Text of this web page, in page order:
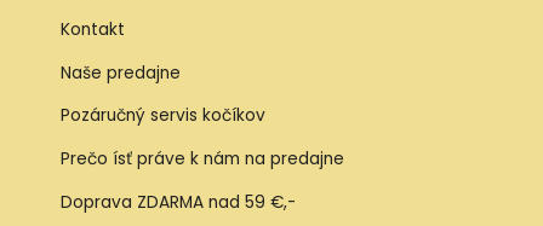
Kontakt
Naše predajne
Pozáručný servis kočíkov
Prečo ísť práve k nám na predajne
Doprava ZDARMA nad 59 €,-